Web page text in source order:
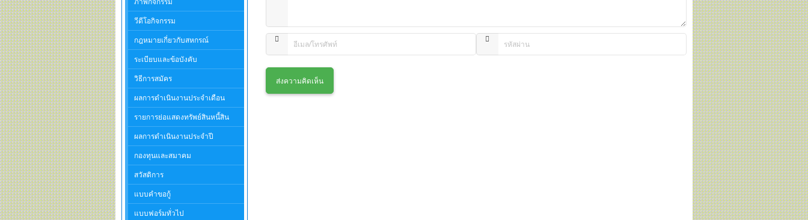
วีดีโอกิจกรรม
กฎหมายเกี่ยวกับสหกรณ์
ระเบียบและข้อบังคับ
วิธีการสมัคร
ผลการดำเนินงานประจำเดือน
รายการย่อแสดงทรัพย์สินหนี้สิน
ผลการดำเนินงานประจำปี
กองทุนและสมาคม
สวัสดิการ
แบบคำขอกู้
แบบฟอร์มทั่วไป